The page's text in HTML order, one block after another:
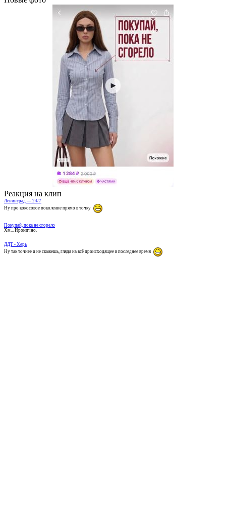
Реакция на клип
Ленинград — 24/7
Ну про кокосовое поколение прямо в точку
Покупай, пока не сгорело
Хм... Иронично.
ДДТ - Херь
Ну так точнее и не скажешь, глядя на всё происходящее в последнее время